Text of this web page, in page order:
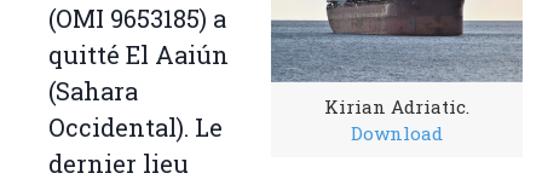
Kirian Adriatic.
Download
(OMI 9653185) a
quitté El Aaiún
(Sahara
Occidental). Le
dernier lieu